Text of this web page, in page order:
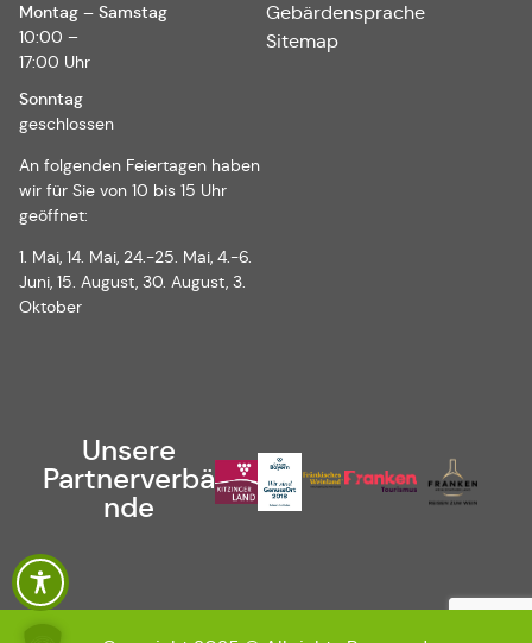
Montag – Samstag
10:00 –
17:00 Uhr
Sonntag
geschlossen
An folgenden Feiertagen haben
wir für Sie von 10 bis 15 Uhr
geöffnet:
1. Mai, 14. Mai, 24.-25. Mai, 4.-6.
Juni, 15. August, 30. August, 3.
Oktober
Gebärdensprache
Sitemap
Unsere
Partnerverbä
nde